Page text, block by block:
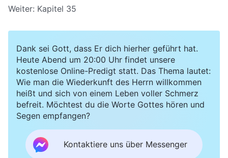
Weiter: Kapitel 35
Dank sei Gott, dass Er dich hierher geführt hat.
Heute Abend um 20:00 Uhr findet unsere
kostenlose Online-Predigt statt. Das Thema lautet:
Wie man die Wiederkunft des Herrn willkommen
heißt und sich von einem Leben voller Schmerz
befreit. Möchtest du die Worte Gottes hören und
Segen empfangen?
Kontaktiere uns über Messenger